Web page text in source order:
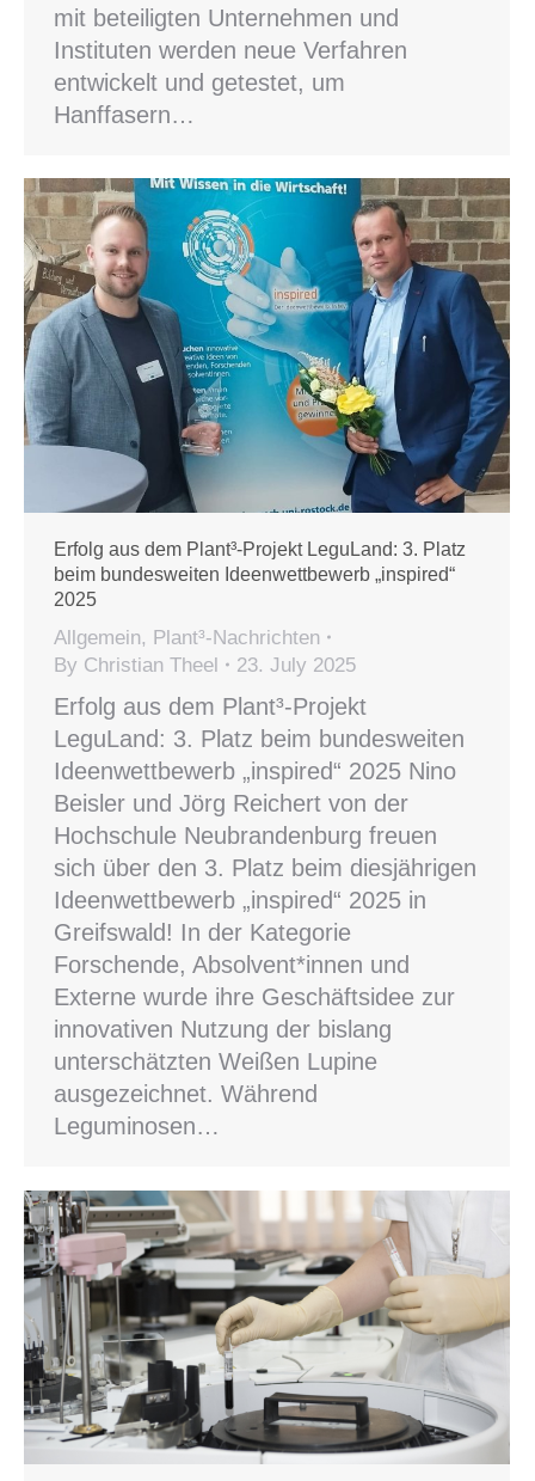
mit beteiligten Unternehmen und
Instituten werden neue Verfahren
entwickelt und getestet, um
Hanffasern…
Erfolg aus dem Plant³-Projekt LeguLand: 3. Platz
beim bundesweiten Ideenwettbewerb „inspired“
2025
Allgemein, Plant³-Nachrichten
By Christian Theel 23. July 2025
Erfolg aus dem Plant³-Projekt
LeguLand: 3. Platz beim bundesweiten
Ideenwettbewerb „inspired“ 2025 Nino
Beisler und Jörg Reichert von der
Hochschule Neubrandenburg freuen
sich über den 3. Platz beim diesjährigen
Ideenwettbewerb „inspired“ 2025 in
Greifswald! In der Kategorie
Forschende, Absolvent*innen und
Externe wurde ihre Geschäftsidee zur
innovativen Nutzung der bislang
unterschätzten Weißen Lupine
ausgezeichnet. Während
Leguminosen…